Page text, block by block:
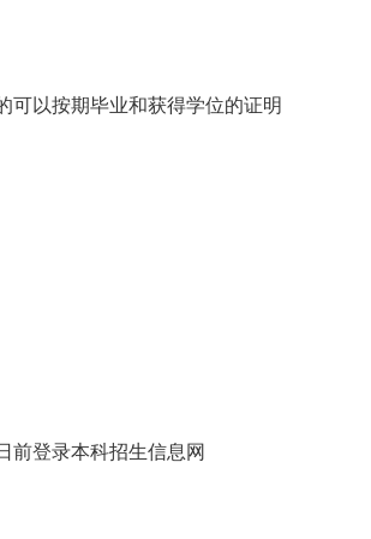
可以按期毕业和获得学位的证明
前登录本科招生信息网